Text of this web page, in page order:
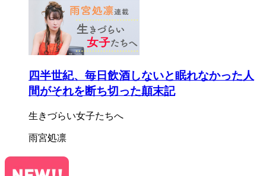
四半世紀、毎日飲酒しないと眠れなかった人
間がそれを断ち切った顛末記
生きづらい女子たちへ
雨宮処凛